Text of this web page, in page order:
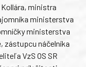
ministra
ministerstva
ministerstva
zástupcu náčelníka
VzS OS SR